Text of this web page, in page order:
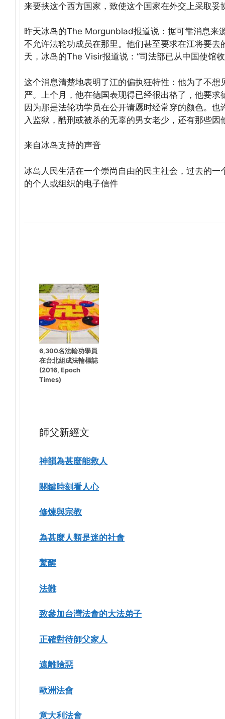
来要挟这个西方国家，致使这个国家在外交上采取妥
昨天冰岛的The Morgunblad报道说：据可靠消息来
不允许法轮功成员在那里。他们甚至要求在江将要
天，冰岛的The Visir报道说：“司法部已从中国使馆
这个消息清楚地表明了江的偏执狂特性：他为了不
严。上个月，他在德国表现得已经很出格了，他要
因为那是法轮功学员在公开请愿时经常穿的颜色。
入监狱，酷刑或被杀的无辜的男女老少，还有那些
来自冰岛支持的声音
冰岛人民生活在一个崇尚自由的民主社会，过去的
的个人或组织的电子信件
6,300名法輪功學員
在台北組成法輪標誌
(2016, Epoch
Times)
師父新經文
神韻為甚麼能救人
關鍵時刻看人心
修煉與宗教
為甚麼人類是迷的社會
驚醒
法難
致參加台灣法會的大法弟子
正確對待師父家人
遠離險惡
歐洲法會
意大利法會